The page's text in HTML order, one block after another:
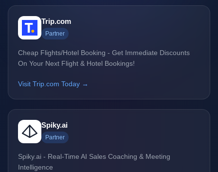
Trip.com
Partner
Cheap Flights/Hotel Booking - Get Immediate Discounts
On Your Next Flight & Hotel Bookings!
Visit Trip.com Today →
Spiky.ai
Partner
Spiky.ai - Real-Time AI Sales Coaching & Meeting
Intelligence